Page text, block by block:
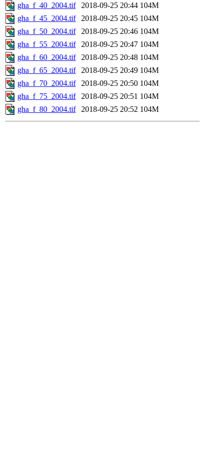
gha_f_40_2004.tif
2018-09-25 20:44 104M
gha_f_45_2004.tif
2018-09-25 20:45 104M
gha_f_50_2004.tif
2018-09-25 20:46 104M
gha_f_55_2004.tif
2018-09-25 20:47 104M
gha_f_60_2004.tif
2018-09-25 20:48 104M
gha_f_65_2004.tif
2018-09-25 20:49 104M
gha_f_70_2004.tif
2018-09-25 20:50 104M
gha_f_75_2004.tif
2018-09-25 20:51 104M
gha_f_80_2004.tif
2018-09-25 20:52 104M